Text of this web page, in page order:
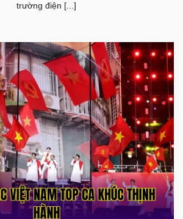
trường điện [...]
Nam Top Ca Khúc Thịnh Hành